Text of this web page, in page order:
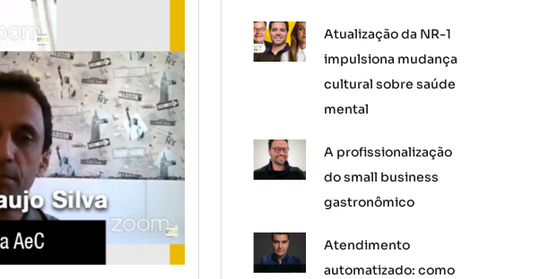
Atualização da NR-1
impulsiona mudança
cultural sobre saúde
mental
A profissionalização
do small business
gastronômico
Atendimento
automatizado: como